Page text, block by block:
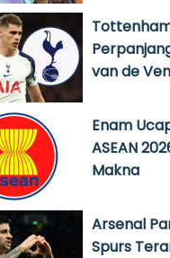
van de Ven
Enam
ASEAN
Makna
Arsenal
Spurs